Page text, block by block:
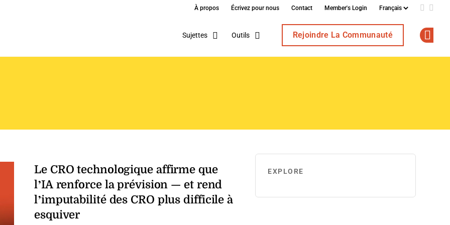
À propos Écrivez pour nous Contact Member's Login Add us
Sujettes Outils Rejoindre La Communauté
Le CRO technologique affirme que
l’IA renforce la prévision — et rend
l’imputabilité des CRO plus difficile à
esquiver
EXPLORE